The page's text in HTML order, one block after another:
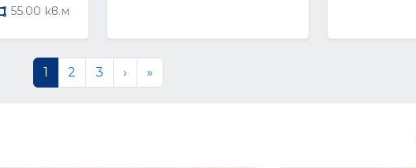
55.00 кв.м
1 2 3 › »